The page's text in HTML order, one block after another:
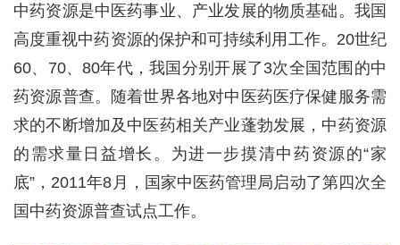
中药资源是中医药事业、产业发展的物质基础。我国
高度重视中药资源的保护和可持续利用工作。20世纪
60、70、80年代，我国分别开展了3次全国范围的中
药资源普查。随着世界各地对中医药医疗保健服务需
求的不断增加及中医药相关产业蓬勃发展，中药资源
的需求量日益增长。为进一步摸清中药资源的“家
底”，2011年8月，国家中医药管理局启动了第四次全
国中药资源普查试点工作。